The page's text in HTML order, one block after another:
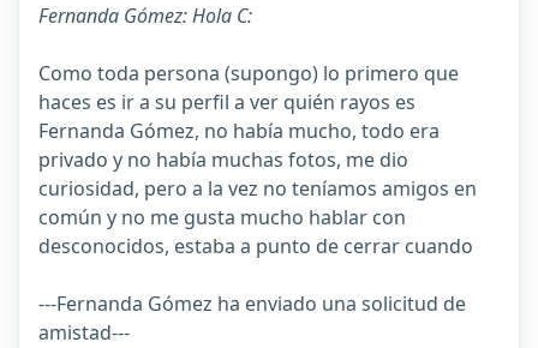
Fernanda Gómez: Hola C:
Como toda persona (supongo) lo primero que
haces es ir a su perfil a ver quién rayos es
Fernanda Gómez, no había mucho, todo era
privado y no había muchas fotos, me dio
curiosidad, pero a la vez no teníamos amigos en
común y no me gusta mucho hablar con
desconocidos, estaba a punto de cerrar cuando
---Fernanda Gómez ha enviado una solicitud de
amistad---